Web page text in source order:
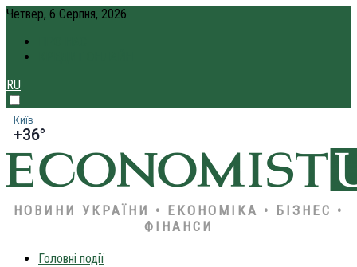
Четвер, 6 Серпня, 2026
RU
Київ
+36°
НОВИНИ УКРАЇНИ • ЕКОНОМІКА • БІЗНЕС •
ФІНАНСИ
Головні події